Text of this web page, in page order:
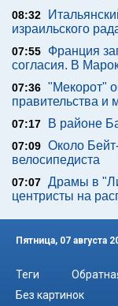
08:32
израильского
07:55
Франция
согласия. В
07:36 "Мекорот"
правительства и
07:17 В районе
07:09 Около
велосипедиста
07:07 Драмы в
центристы на
Пятница, 07 августа
Теги
Без картинок